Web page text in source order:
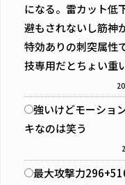
になる。雷カット低
避もされないし筋神
特効ありの刺突属性
技専用だとちょい重
強いけどモーショ
キなのは笑う
最大攻撃力